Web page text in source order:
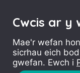
Cwcis ar y
Mae'r wefan
sicrhau eich
gwefan. Ewch i